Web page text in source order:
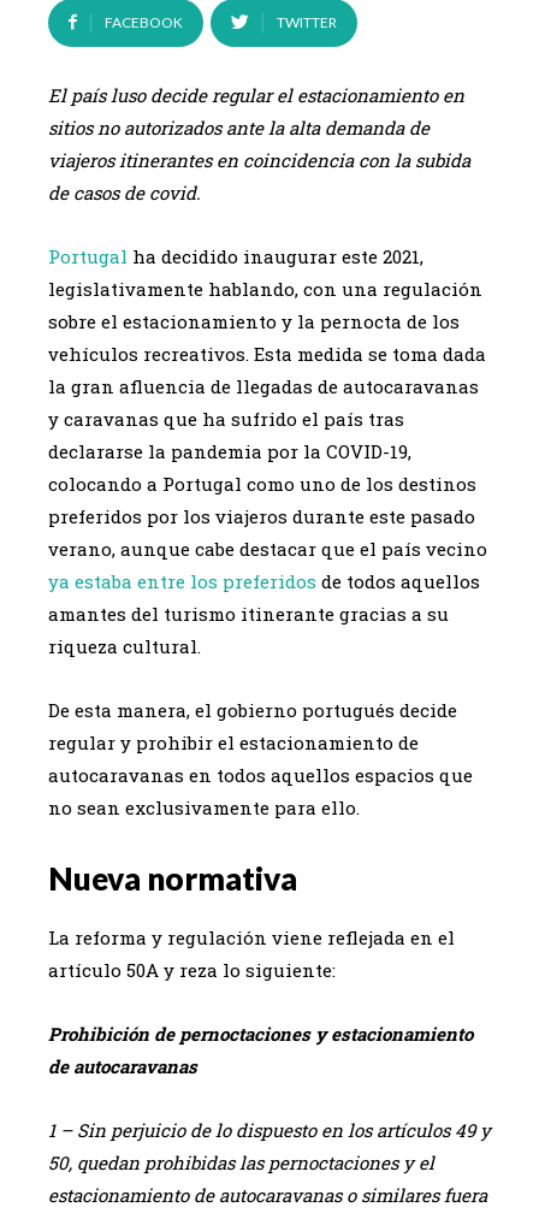
FACEBOOK TWITTER
El país luso decide regular el estacionamiento en
sitios no autorizados ante la alta demanda de
viajeros itinerantes en coincidencia con la subida
de casos de covid.
Portugal ha decidido inaugurar este 2021,
legislativamente hablando, con una regulación
sobre el estacionamiento y la pernocta de los
vehículos recreativos. Esta medida se toma dada
la gran afluencia de llegadas de autocaravanas
y caravanas que ha sufrido el país tras
declararse la pandemia por la COVID-19,
colocando a Portugal como uno de los destinos
preferidos por los viajeros durante este pasado
verano, aunque cabe destacar que el país vecino
ya estaba entre los preferidos de todos aquellos
amantes del turismo itinerante gracias a su
riqueza cultural.
De esta manera, el gobierno portugués decide
regular y prohibir el estacionamiento de
autocaravanas en todos aquellos espacios que
no sean exclusivamente para ello.
Nueva normativa
La reforma y regulación viene reflejada en el
artículo 50A y reza lo siguiente:
Prohibición de pernoctaciones y estacionamiento
de autocaravanas
1 – Sin perjuicio de lo dispuesto en los artículos 49 y
50, quedan prohibidas las pernoctaciones y el
estacionamiento de autocaravanas o similares fuera